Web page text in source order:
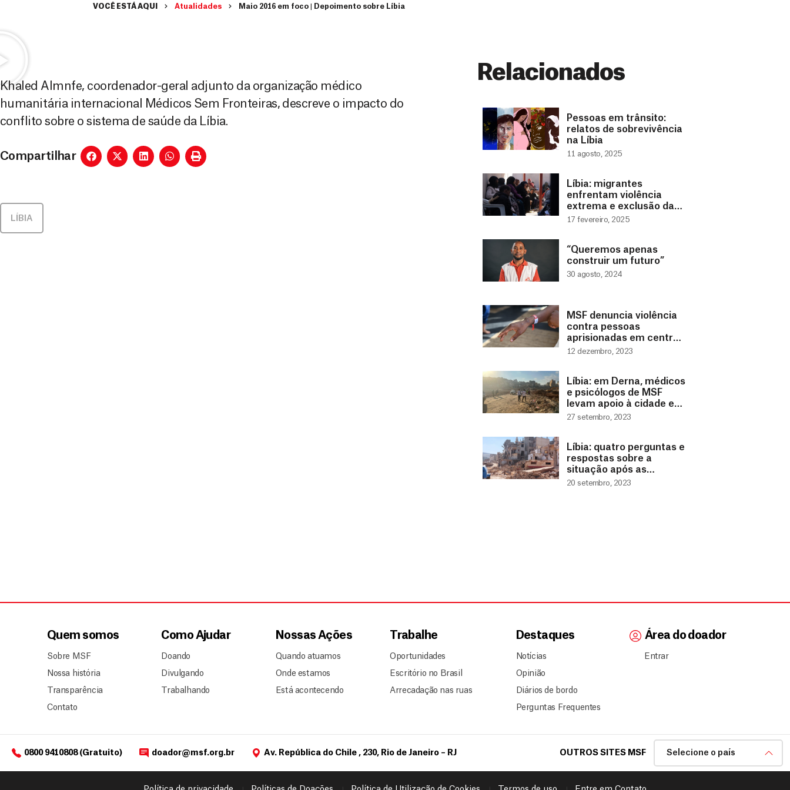
VOCÊ ESTÁ AQUI Atualidades Maio 2016 em foco | Depoimento sobre Líbia
Khaled Almnfe, coordenador-geral adjunto da organização médico
humanitária internacional Médicos Sem Fronteiras, descreve o impacto do
conflito sobre o sistema de saúde da Líbia.
Compartilhar
LÍBIA
Relacionados
Pessoas em trânsito:
relatos de sobrevivência
na Líbia
11 agosto, 2025
Líbia: migrantes
enfrentam violência
extrema e exclusão da
saúde
17 fevereiro, 2025
“Queremos apenas
construir um futuro”
30 agosto, 2024
MSF denuncia violência
contra pessoas
aprisionadas em centros
de detenção na Líbia
12 dezembro, 2023
Líbia: em Derna, médicos
e psicólogos de MSF
levam apoio à cidade em
luto
27 setembro, 2023
Líbia: quatro perguntas e
respostas sobre a
situação após as
enchentes
20 setembro, 2023
Quem somos
Sobre MSF
Nossa história
Transparência
Contato
Como Ajudar
Doando
Divulgando
Trabalhando
Nossas Ações
Quando atuamos
Onde estamos
Está acontecendo
Trabalhe
Oportunidades
Escritório no Brasil
Arrecadação nas ruas
Destaques
Notícias
Opinião
Diários de bordo
Perguntas Frequentes
Área do doador
Entrar
0800 9410808 (Gratuito) doador@msf.org.br Av. República do Chile , 230, Rio de Janeiro – RJ OUTROS SITES MSF Selecione o país